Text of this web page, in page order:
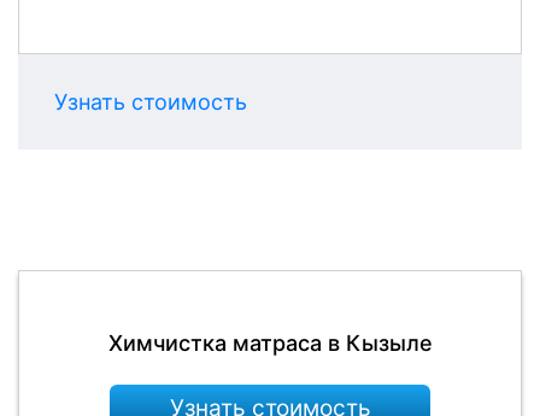
Узнать стоимость
Химчистка матраса в Кызыле
Узнать стоимость